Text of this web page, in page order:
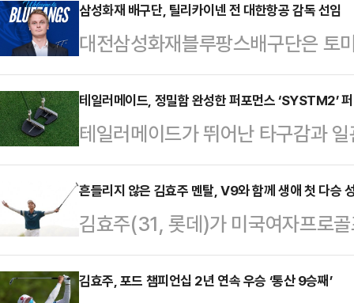
조나주 피닉스의 월윈드 골프 클럽
십(총상금 225만달러)에서 최종
LPGA 개인 통산 9승째이며 이 대
이어 이번에도 넬리 코다와 최종 라
은 코다가 이끌어갔다. 2번홀(파5)
…
삼성화재 배구단, 틸리카이넨 전 대한항공 감독 선임
대전삼성화재블루팡스배구단은
옉트 바르샤바(폴란드) 감독을 신
성화재는 팀의 근본적인 혁신을 이
감독이 가진 풍부한 경험과 현대 배
젊은 선수들을 독려하는 소통 능력
혔다.신임 토미 틸리카이넨 감독은
일본, 한국 등 다양한 리그에서 감
인 지도자이며, 한국…
테일러메이드, 정밀함 완성한 퍼포먼스 ‘SYSTM2’
테일러메이드가 뛰어난 타구감과
리미엄 밀드 퍼터 라인 ‘SYSTM2’
대적인 정밀 제조 기술을 결합하여
징이다최적의 퍼포먼스를 위한 정
링 페이스가 적용됐다. 페이스 전
톱날 커터(Saw-cutter)를 사용해
흔들리지 않은 김효주 멘탈, V9와 함께 생애 첫 다승
김효주(31, 롯데)가 미국여자프로
다.김효주는 29일(한국시각) 미국
(파72)에서 열린 LPGA 투어 포드
김효주, 포드 챔피언십 2년 연속 우승 ‘통산 9승째’